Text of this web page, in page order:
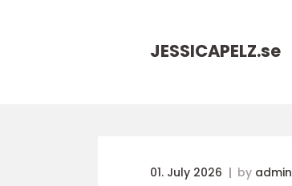
JESSICAPELZ.se
01. July 2026 by admin